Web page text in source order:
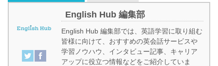
English Hub 編集部
English Hub 編集部では、英語学習に取り組む
皆様に向けて、おすすめの英会話サービスや
学習ノウハウ、インタビュー記事、キャリア
アップに役立つ情報などをご紹介していま